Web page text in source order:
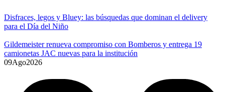
Disfraces, legos y Bluey: las búsquedas que dominan el delivery
para el Día del Niño
Gildemeister renueva compromiso con Bomberos y entrega 19
camionetas JAC nuevas para la institución
09Ago2026